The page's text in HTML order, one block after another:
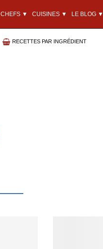
CHEFS ▼ CUISINES ▼ LE BLOG ▼
RECETTES PAR INGRÉDIENT